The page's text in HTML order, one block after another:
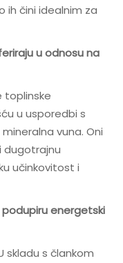
ih čini idealnim za
u odnosu na
toplinske
u usporedbi s
vuna. Oni
dugotrajnu
učinkovitost i
energetski
skladu s člankom